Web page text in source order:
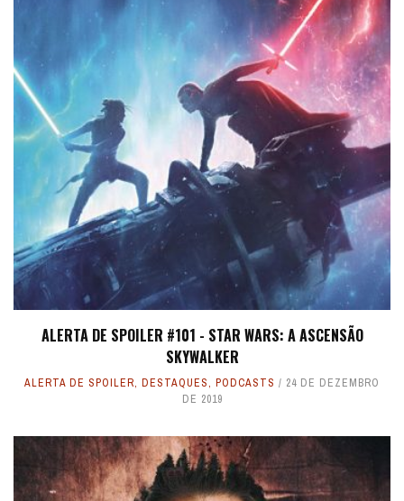
ALERTA DE SPOILER #101 - STAR WARS: A ASCENSÃO
SKYWALKER
ALERTA DE SPOILER, DESTAQUES, PODCASTS
24 DE DEZEMBRO
DE 2019